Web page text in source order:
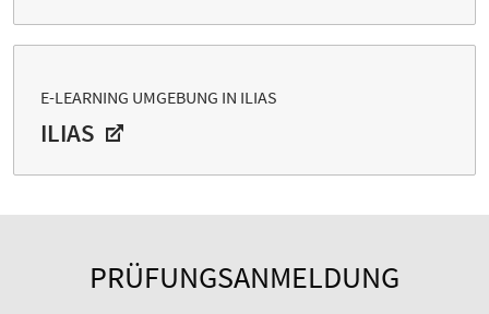
E-LEARNING UMGEBUNG IN ILIAS
ILIAS
PRÜFUNGSANMELDUNG